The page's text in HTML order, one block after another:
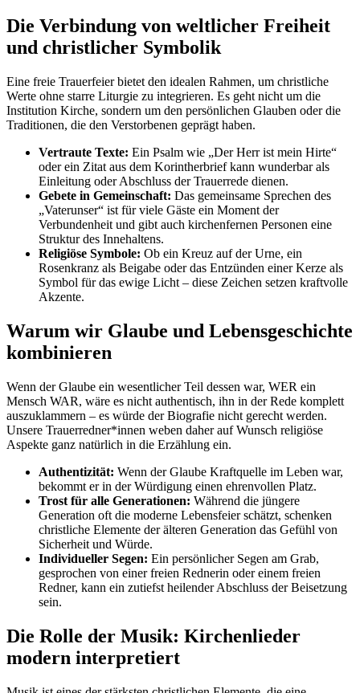
Die Verbindung von weltlicher Freiheit
und christlicher Symbolik
Eine freie Trauerfeier bietet den idealen Rahmen, um christliche
Werte ohne starre Liturgie zu integrieren. Es geht nicht um die
Institution Kirche, sondern um den persönlichen Glauben oder die
Traditionen, die den Verstorbenen geprägt haben.
Vertraute Texte: Ein Psalm wie „Der Herr ist mein Hirte“
oder ein Zitat aus dem Korintherbrief kann wunderbar als
Einleitung oder Abschluss der Trauerrede dienen.
Gebete in Gemeinschaft: Das gemeinsame Sprechen des
„Vaterunser“ ist für viele Gäste ein Moment der
Verbundenheit und gibt auch kirchenfernen Personen eine
Struktur des Innehaltens.
Religiöse Symbole: Ob ein Kreuz auf der Urne, ein
Rosenkranz als Beigabe oder das Entzünden einer Kerze als
Symbol für das ewige Licht – diese Zeichen setzen kraftvolle
Akzente.
Warum wir Glaube und Lebensgeschichte
kombinieren
Wenn der Glaube ein wesentlicher Teil dessen war, WER ein
Mensch WAR, wäre es nicht authentisch, ihn in der Rede komplett
auszuklammern – es würde der Biografie nicht gerecht werden.
Unsere Trauerredner*innen weben daher auf Wunsch religiöse
Aspekte ganz natürlich in die Erzählung ein.
Authentizität: Wenn der Glaube Kraftquelle im Leben war,
bekommt er in der Würdigung einen ehrenvollen Platz.
Trost für alle Generationen: Während die jüngere
Generation oft die moderne Lebensfeier schätzt, schenken
christliche Elemente der älteren Generation das Gefühl von
Sicherheit und Würde.
Individueller Segen: Ein persönlicher Segen am Grab,
gesprochen von einer freien Rednerin oder einem freien
Redner, kann ein zutiefst heilender Abschluss der Beisetzung
sein.
Die Rolle der Musik: Kirchenlieder
modern interpretiert